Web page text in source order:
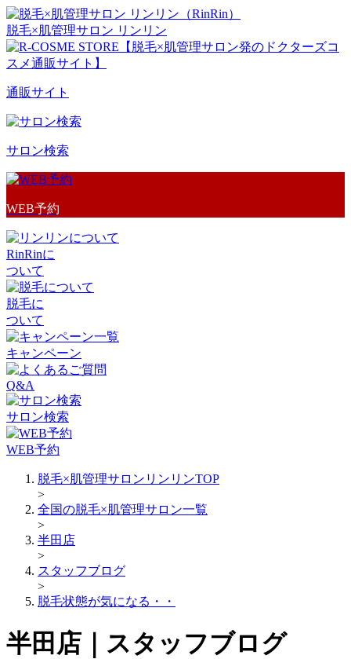
脱毛×肌管理サロン リンリン
通販サイト
サロン検索
WEB予約
RinRinに
ついて
脱毛に
ついて
キャンペーン
Q&A
サロン検索
WEB予約
脱毛×肌管理サロンリンリンTOP
>
全国の脱毛×肌管理サロン一覧
>
半田店
>
スタッフブログ
>
脱毛状態が気になる・・
半田店｜スタッフブログ